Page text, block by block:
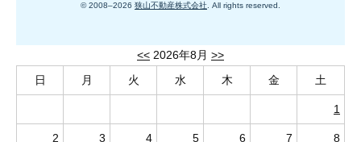
<< 2026年8月 >>
日
月 火 水 木 金 土
1
2 3 4 5 6 7 8
© 2008–2026 狭山不動産株式会社. All rights reserved.